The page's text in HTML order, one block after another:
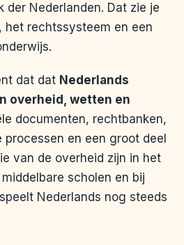
der Nederlanden. Dat zie je
het rechtssysteem en een
dat dat Nederlands
overheid, wetten en
documenten, rechtbanken,
en een groot deel
van de overheid zijn in het
scholen en bij
Nederlands nog steeds